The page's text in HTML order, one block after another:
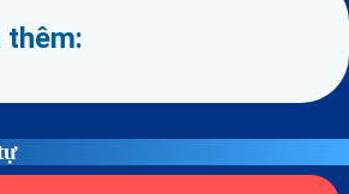
thêm: